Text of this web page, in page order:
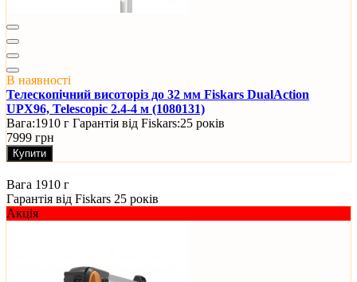
В наявності
Телескопічний висоторіз до 32 мм Fiskars DualAction
UPX96, Telescopic 2.4-4 м (1080131)
Вага:1910 г Гарантія від Fiskars:25 років
7999 грн
Купити
Вага 1910 г
Гарантія від Fiskars 25 років
Акція